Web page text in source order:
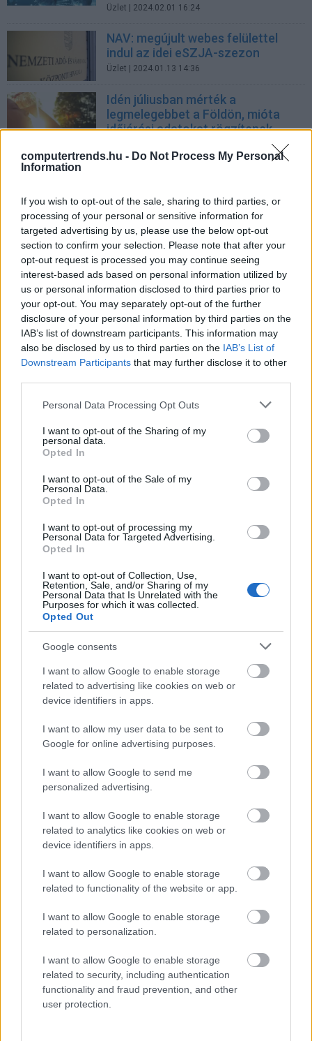
computertrends.hu - Do Not Process My Personal
Information
If you wish to opt-out of the sale, sharing to third parties, or
processing of your personal or sensitive information for
targeted advertising by us, please use the below opt-out
section to confirm your selection. Please note that after your
opt-out request is processed you may continue seeing
interest-based ads based on personal information utilized by
us or personal information disclosed to third parties prior to
your opt-out. You may separately opt-out of the further
disclosure of your personal information by third parties on the
IAB’s list of downstream participants. This information may
also be disclosed by us to third parties on the IAB’s List of
Downstream Participants that may further disclose it to other
Please note that this website/app uses one or more Google
not limited to your visit or usage behaviour. You may click to
grant or deny consent to Google and its third-party tags to
use your data for below specified purposes in below Google
consent section.
Personal Data Processing Opt Outs
I want to opt-out of the Sharing of my
personal data.
Opted In
I want to opt-out of the Sale of my
Personal Data.
Opted In
I want to opt-out of processing my
Personal Data for Targeted Advertising.
Opted In
I want to opt-out of Collection, Use,
Retention, Sale, and/or Sharing of my
Personal Data that Is Unrelated with the
Purposes for which it was collected.
Opted Out
Google consents
I want to allow Google to enable storage
related to advertising like cookies on web or
device identifiers in apps.
I want to allow my user data to be sent to
Google for online advertising purposes.
I want to allow Google to send me
personalized advertising.
I want to allow Google to enable storage
related to analytics like cookies on web or
device identifiers in apps.
I want to allow Google to enable storage
related to functionality of the website or app.
I want to allow Google to enable storage
related to personalization.
I want to allow Google to enable storage
related to security, including authentication
functionality and fraud prevention, and other
user protection.
Üzlet | 2024.02.01 16:24
NAV: megújult webes felülettel
indul az idei eSZJA-szezon
Üzlet | 2024.01.13 14:36
Idén júliusban mérték a
legmelegebbet a Földön, mióta
időjárási adatokat rögzítenek
zoldpalya.hu| 2023.07.27 16:30
SUSE: a nyílt forráskód a
megoldás a kiskereskedelem
fejlesztésére
A SUSE megoldásai peremhálózati
környezetben is jól
alkalmazhatóak
Céginfo | 2021.07.20 21:32
Miért érdemes Lenovo
munkaállomást használni?
LEGFRISSEBB PCW
CÉGINFÓ HÍREK
Időzavaroktól védi a villamos alállomásokat ez a
megoldás
Siemens - Lendületben a 2030-as célok felé